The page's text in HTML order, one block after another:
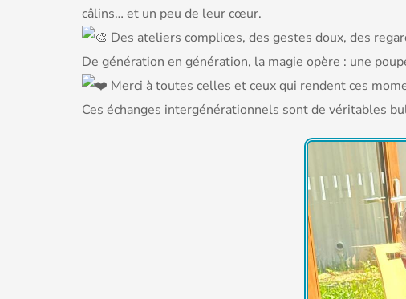
câlins… et un peu de leur cœur.
Des ateliers complices, des gestes doux, des
De génération en génération, la magie opère : une
Merci à toutes celles et ceux qui rendent ces
Ces échanges intergénérationnels sont de véritables